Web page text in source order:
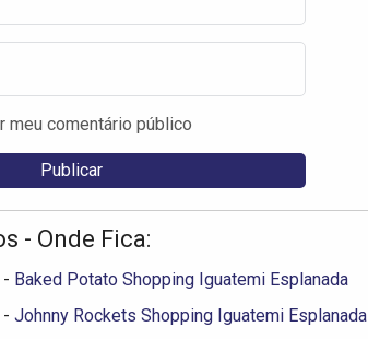
meu comentário público
- Onde Fica:
- Baked Potato Shopping Iguatemi Esplanada
- Johnny Rockets Shopping Iguatemi Esplanada